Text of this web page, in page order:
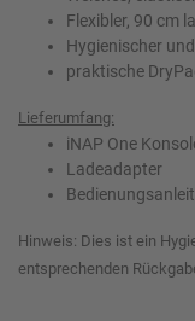
Flexibler, 90 cm
Hygienischer
praktische
Lieferumfang:
iNAP One
Ladeadapter
Hinweis: Dies ist ein
entsprechenden